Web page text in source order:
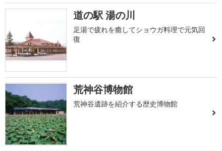
道の駅 湯の川
足湯で疲れを癒してショウガ料理で元気回
復
荒神谷博物館
荒神谷遺跡を紹介する歴史博物館